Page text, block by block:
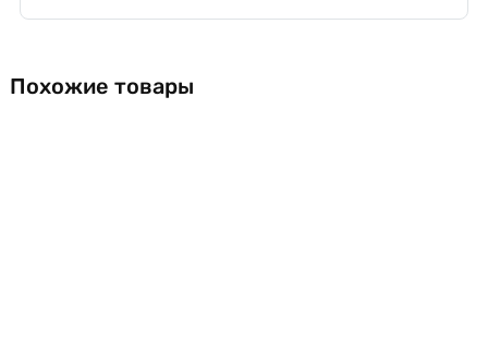
Похожие товары